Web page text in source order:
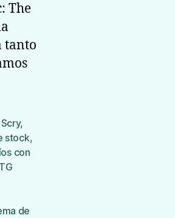
The
tanto
,
stock,
con
de